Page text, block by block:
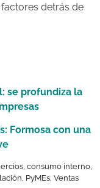
detrás de
se profundiza la
Formosa con una
, consumo interno,
, PyMEs, Ventas